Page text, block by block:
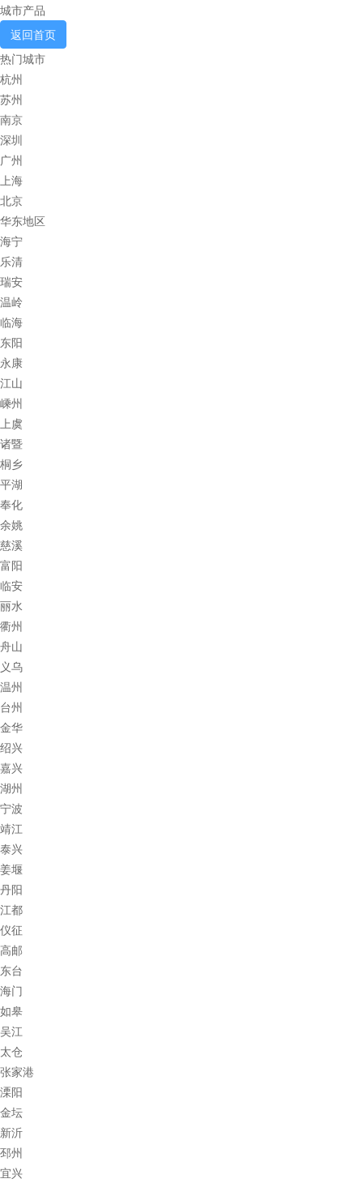
城市产品
返回首页
热门城市
杭州
苏州
南京
深圳
广州
上海
北京
华东地区
海宁
乐清
瑞安
温岭
临海
东阳
永康
江山
嵊州
上虞
诸暨
桐乡
平湖
奉化
余姚
慈溪
富阳
临安
丽水
衢州
舟山
义乌
温州
台州
金华
绍兴
嘉兴
湖州
宁波
靖江
泰兴
姜堰
丹阳
江都
仪征
高邮
东台
海门
如皋
吴江
太仓
张家港
溧阳
金坛
新沂
邳州
宜兴